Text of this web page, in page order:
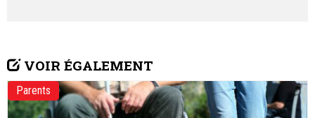
VOIR ÉGALEMENT
Parents